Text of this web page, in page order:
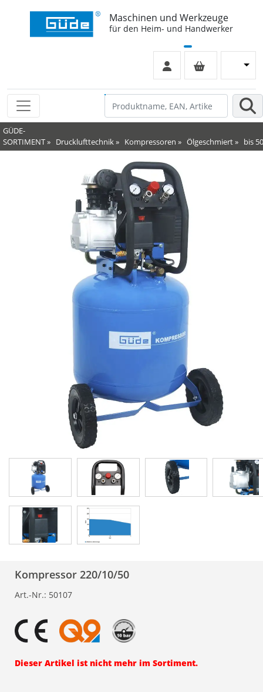
Maschinen und Werkzeuge
für den Heim- und Handwerker
GÜDE-
SORTIMENT» Drucklufttechnik» Kompressoren » Ölgeschmiert» bis
Kompressor 220/10/50
Art.-Nr.: 50107
Dieser Artikel ist nicht mehr im Sortiment.